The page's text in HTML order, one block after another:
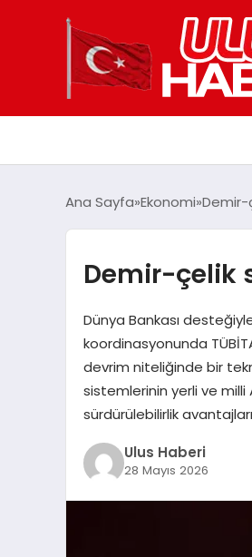
Ana Sayfa Ekonomi Demir-
Demir-çelik
Dünya Bankası
koordinasyonunda
devrim niteliğinde bir
sistemlerinin yerli ve milli
sürdürülebilirlik
Ulus Haberi
28 Mayıs 2026